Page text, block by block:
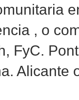
, o
FyC.
Alicante